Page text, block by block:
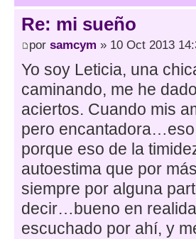
Re: mi sueño
por samcym » 10 Oct 2013
Yo soy Leticia, una
caminando, me he
aciertos. Cuando mis
pero
porque eso de la
autoestima que por
siempre por alguna
decir…bueno en
escuchado por ahí, y